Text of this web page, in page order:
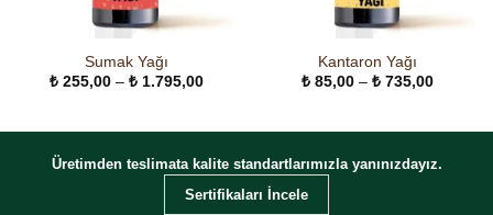
Sumak Yağı
₺255,00 – ₺1.795,00Fiyat
Kantaron Yağı
₺85,00 – ₺735,00Fiyat
Üretimden teslimata kalite standartlarımızla yanınızdayız.
Sertifikaları İncele